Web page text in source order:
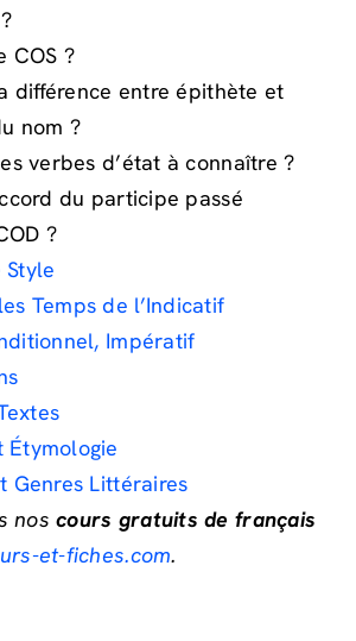
COS ?
différence entre épithète et
nom ?
verbes d’état à connaître ?
du participe passé
?
Style
Temps de l’Indicatif
Impératif
Étymologie
Genres Littéraires
noscours gratuits de français
et-fiches.com.